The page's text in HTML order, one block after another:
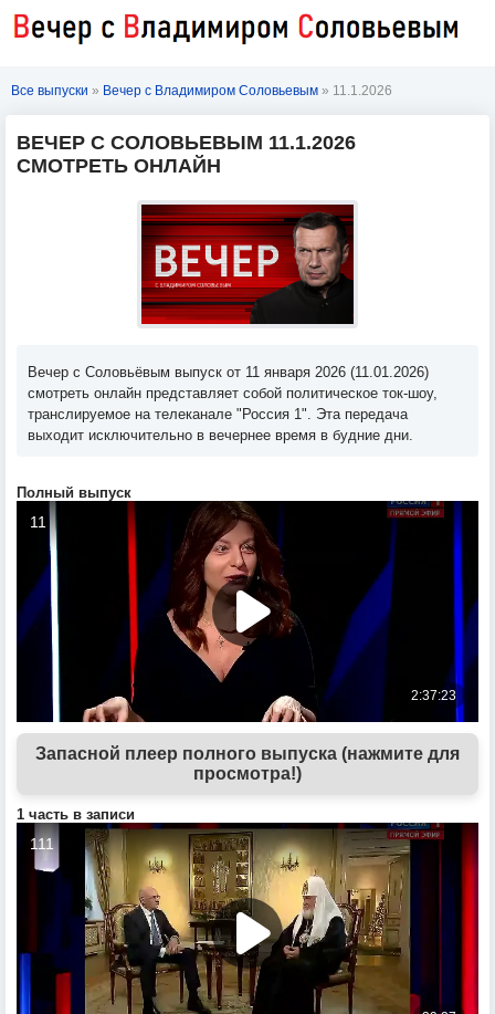
Все выпуски » Вечер с Владимиром Соловьевым » 11.1.2026
ВЕЧЕР С СОЛОВЬЕВЫМ 11.1.2026
СМОТРЕТЬ ОНЛАЙН
Вечер с Соловьёвым выпуск от 11 января 2026 (11.01.2026)
смотреть онлайн представляет собой политическое ток-шоу,
транслируемое на телеканале "Россия 1". Эта передача
выходит исключительно в вечернее время в будние дни.
Полный выпуск
Запасной плеер полного выпуска (нажмите для
просмотра!)
1 часть в записи